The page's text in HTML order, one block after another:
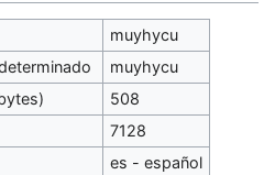
muyhycu
muyhycu
508
7128
es - español